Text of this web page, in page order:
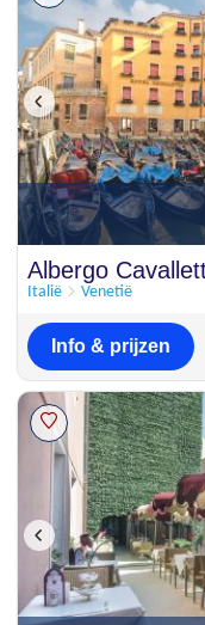
Albergo
Italië Venetië
Info & prijzen